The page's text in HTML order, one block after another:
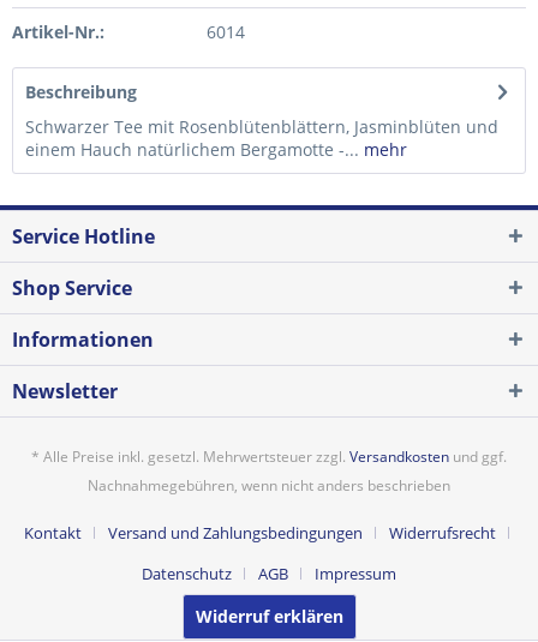
Artikel-Nr.: 6014
Beschreibung
Schwarzer Tee mit Rosenblütenblättern, Jasminblüten und
einem Hauch natürlichem Bergamotte -... mehr
Service Hotline
Shop Service
Informationen
Newsletter
* Alle Preise inkl. gesetzl. Mehrwertsteuer zzgl. Versandkosten und ggf.
Nachnahmegebühren, wenn nicht anders beschrieben
Kontakt Versand und Zahlungsbedingungen
Widerrufsrecht
Datenschutz
AGB Impressum
Widerruf erklären